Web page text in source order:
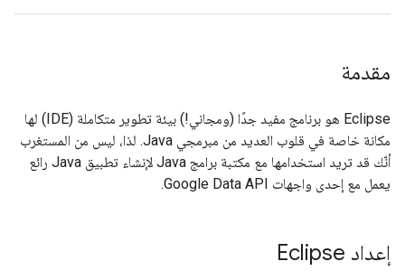
مقدمة
‫Eclipse هو برنامج مفيد جدًا (ومجاني!) بيئة تطوير متكاملة (IDE) لها
مكانة خاصة في قلوب العديد من مبرمجي Java. لذا، ليس من المستغرب
أنّك قد تريد استخدامها مع مكتبة برامج Java لإنشاء تطبيق Java رائع
يعمل مع إحدى واجهات Google Data API.
إعداد Eclipse